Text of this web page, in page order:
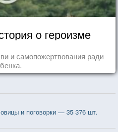
о героизме
и самопожертвования ради
и поговорки — 35 376 шт.